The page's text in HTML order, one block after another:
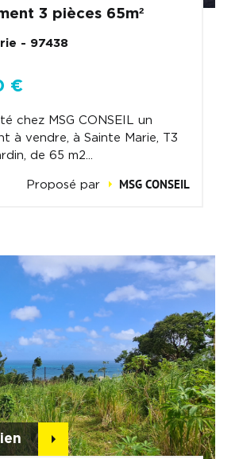
3 pièces 65m²
- 97438
€
chez MSG CONSEIL un
à vendre, à Sainte Marie, T3
de 65 m2...
Proposé par MSG CONSEIL